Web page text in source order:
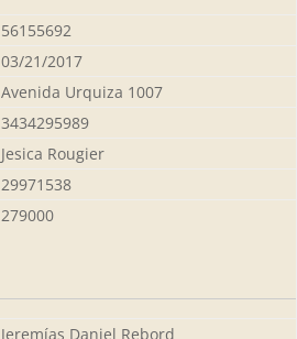
56155692
03/21/2017
Avenida Urquiza 1007
3434295989
Jesica Rougier
29971538
279000
Jeremías Daniel Rebord